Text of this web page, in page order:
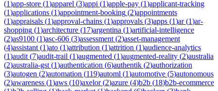
(1)app-store (1)apparel (3)appi (1)apple-pay (1)applicant-tracking
(1)applications (1)appointment-booking (2)appointments
(1)appraisals (1)approval-chains (1)approvals (3)apps (1)ar(1)ar-
shopping (1)architecture (17)argentina (1)artificial-intelligence
(2)as9100 (1)asc-606 (3)assessment (2)asset-management
(4)assistant (1)ato (1)attribution (1)attrition (1)audience-analytics
(1)audit (7)audit-trail (1)augmented (1)augmented-reality (2)australia
(2)australia-gst (1)authentication (6)authentik (2)authorization
(3)autogen (2)automation (119)automl (1)automotive (5)autonomous
(2)awareness (1)aws (10)axelor(2)azure (4)b2b (18)b2b-ecommerce